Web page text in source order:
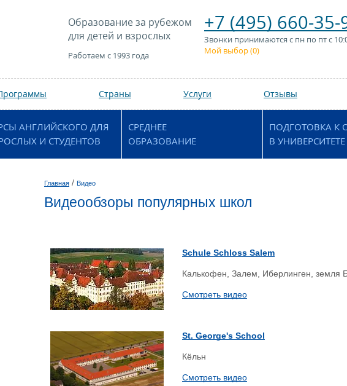
Образование за рубежом
для детей и взрослых
Работаем с 1993 года
+7 (495) 660-35-
Звонки принимаются с пн по пт с
Мой выбор (0)
Страны Услуги Отзывы
АНГЛИЙСКОГО ДЛЯ
И СТУДЕНТОВ
СРЕДНЕЕ
ОБРАЗОВАНИЕ
ПОДГОТОВКА К
В УНИВЕРСИТЕТЕ
Главная / Видео
Видеообзоры популярных школ
Schule Schloss Salem
Калькофен, Залем, Иберлинген, земля
Смотреть видео
St. George's School
Кёльн
Смотреть видео